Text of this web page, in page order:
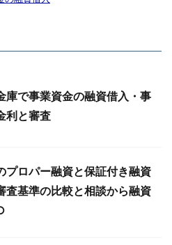
庫で事業資金の融資借入・事
利と審査
プロパー融資と保証付き融資
査基準の比較と相談から融資